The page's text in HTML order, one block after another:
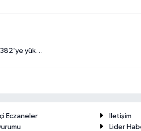
yükseldi
Eczaneler
İletişim
Lider